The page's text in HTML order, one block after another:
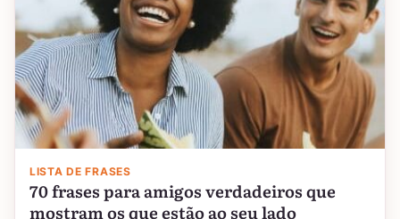
LISTA DE FRASES
70 frases para amigos verdadeiros que
mostram os que estão ao seu lado